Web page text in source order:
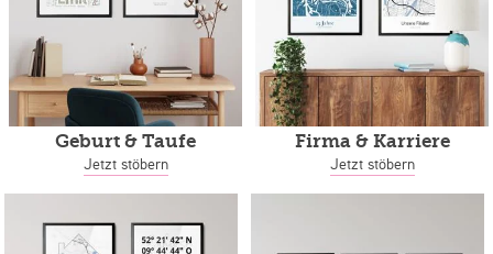
Geburt & Taufe
Jetzt stöbern
Firma & Karriere
Jetzt stöbern